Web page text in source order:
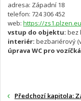
adresa: Západní 18
telefon: 724 306 452
web: https://zs1.plzen.eu
vstup do objektu: bez
interiér: bezbariérový
úprava WC pro
Předchozí kapitola: